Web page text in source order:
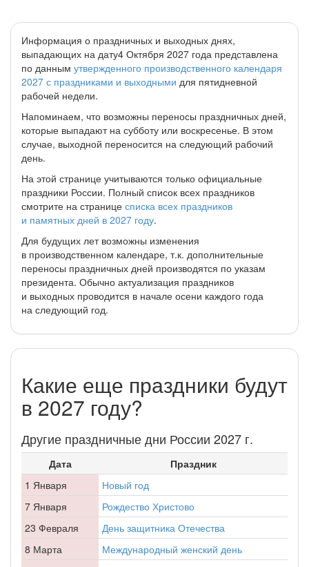
Информация о праздничных и выходных днях,
выпадающих на дату4 Октября 2027 года представлена
по данным утвержденного производственного календаря
2027 с праздниками и выходными для пятидневной
рабочей недели.
Напоминаем, что возможны переносы праздничных дней,
которые выпадают на субботу или воскресенье. В этом
случае, выходной переносится на следующий рабочий
день.
На этой странице учитываются только официальные
праздники России. Полный список всех праздников
смотрите на странице списка всех праздников
и памятных дней в 2027 году.
Для будущих лет возможны изменения
в производственном календаре, т.к. дополнительные
переносы праздничных дней производятся по указам
президента. Обычно актуализация праздников
и выходных проводится в начале осени каждого года
на следующий год.
Какие еще праздники будут
в 2027 году?
Другие праздничные дни России 2027 г.
Дата
Праздник
1 Января
Новый год
7 Января
Рождество Христово
23 Февраля
День защитника Отечества
8 Марта
Международный женский день